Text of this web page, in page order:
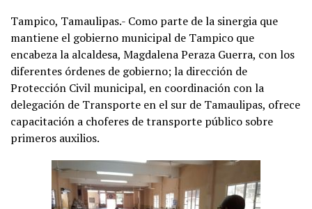
Tampico, Tamaulipas.- Como parte de la sinergia que
mantiene el gobierno municipal de Tampico que
encabeza la alcaldesa, Magdalena Peraza Guerra, con los
diferentes órdenes de gobierno; la dirección de
Protección Civil municipal, en coordinación con la
delegación de Transporte en el sur de Tamaulipas, ofrece
capacitación a choferes de transporte público sobre
primeros auxilios.